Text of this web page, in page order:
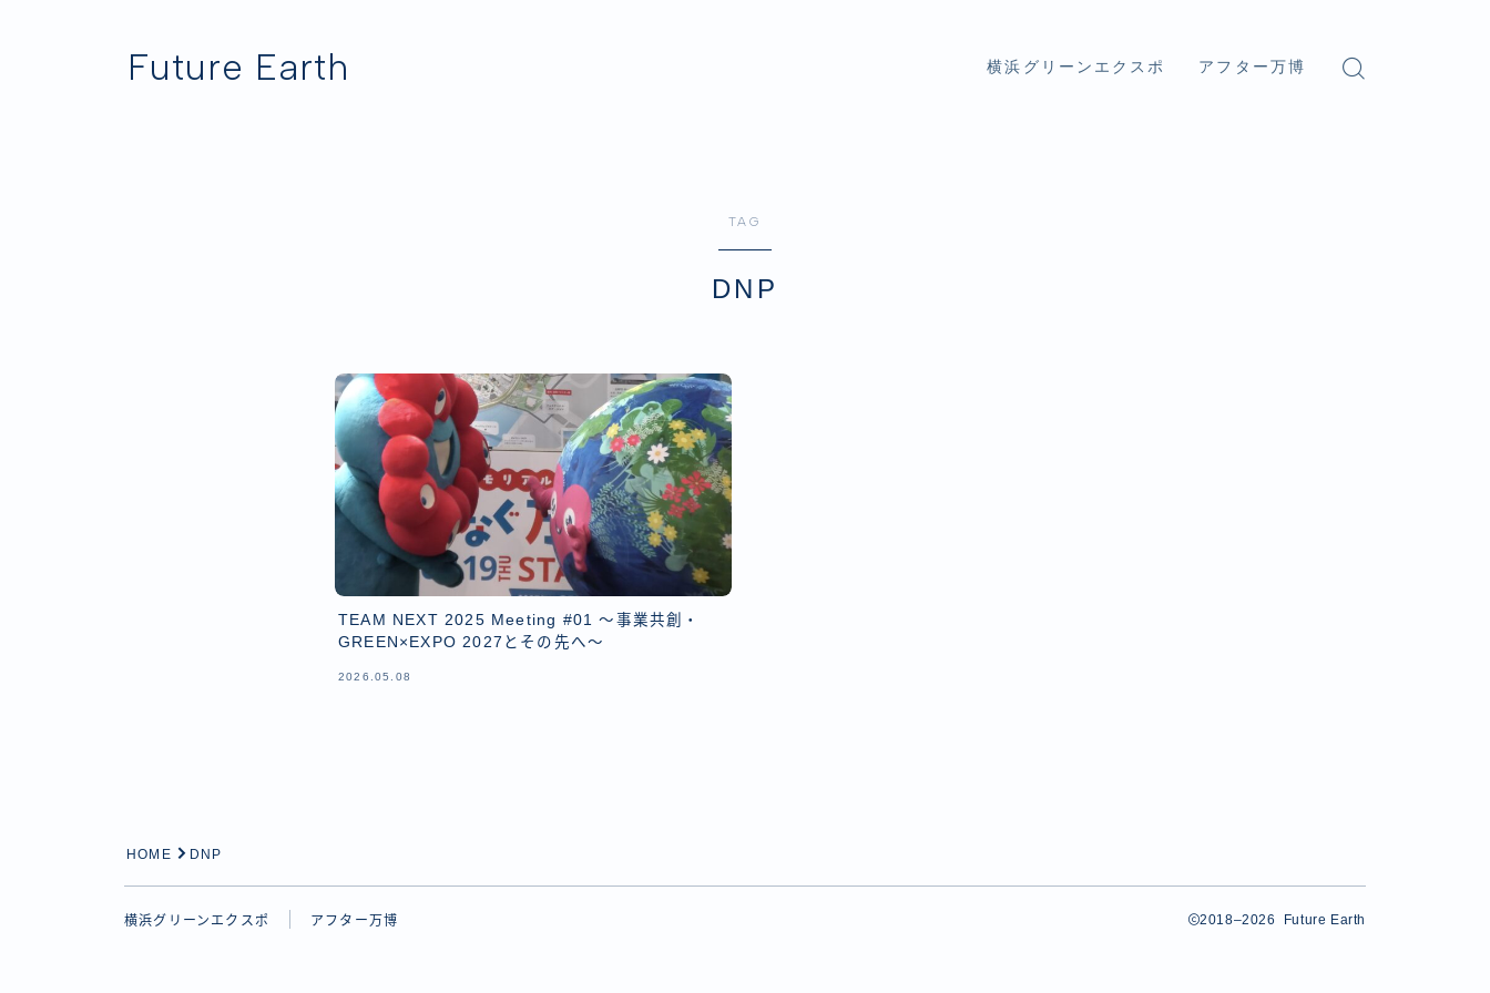
Future Earth 横浜グリーンエクスポ アフター万博
TAG
DNP
TEAM NEXT 2025 Meeting #01 ～事業共創・
GREEN×EXPO 2027とその先へ～
2026.05.08
HOME DNP
横浜グリーンエクスポ アフター万博 2018–2026 Future Earth